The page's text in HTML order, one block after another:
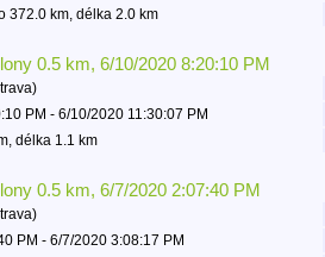
372.0 km, délka 2.0 km
0.5 km, 6/10/2020 8:20:10 PM
PM - 6/10/2020 11:30:07 PM
délka 1.1 km
0.5 km, 6/7/2020 2:07:40 PM
PM - 6/7/2020 3:08:17 PM